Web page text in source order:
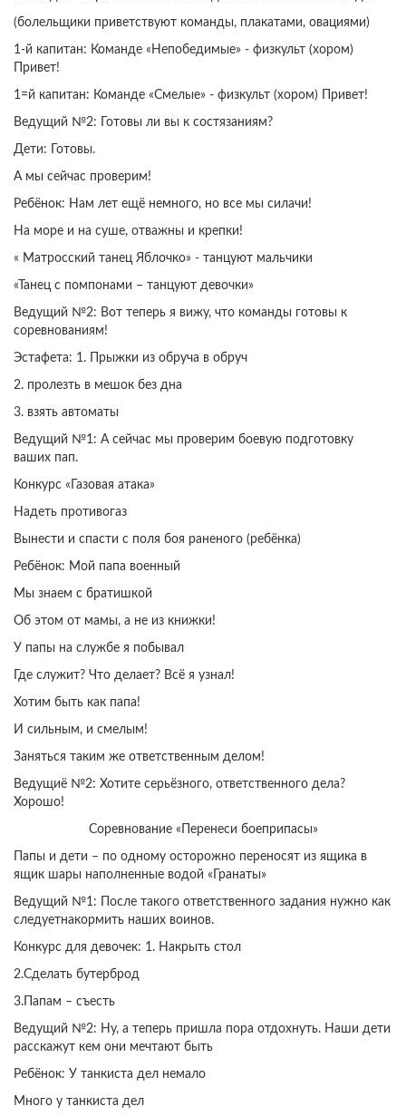
(болельщики приветствуют команды, плакатами, овациями)
1-й капитан: Команде «Непобедимые» - физкульт (хором)
Привет!
1=й капитан: Команде «Смелые» - физкульт (хором) Привет!
Ведущий №2: Готовы ли вы к состязаниям?
Дети: Готовы.
А мы сейчас проверим!
Ребёнок: Нам лет ещё немного, но все мы силачи!
На море и на суше, отважны и крепки!
« Матросский танец Яблочко» - танцуют мальчики
«Танец с помпонами – танцуют девочки»
Ведущий №2: Вот теперь я вижу, что команды готовы к
соревнованиям!
Эстафета: 1. Прыжки из обруча в обруч
2. пролезть в мешок без дна
3. взять автоматы
Ведущий №1: А сейчас мы проверим боевую подготовку
ваших пап.
Конкурс «Газовая атака»
Надеть противогаз
Вынести и спасти с поля боя раненого (ребёнка)
Ребёнок: Мой папа военный
Мы знаем с братишкой
Об этом от мамы, а не из книжки!
У папы на службе я побывал
Где служит? Что делает? Всё я узнал!
Хотим быть как папа!
И сильным, и смелым!
Заняться таким же ответственным делом!
Ведущиё №2: Хотите серьёзного, ответственного дела?
Хорошо!
Соревнование «Перенеси боеприпасы»
Папы и дети – по одному осторожно переносят из ящика в
ящик шары наполненные водой «Гранаты»
Ведущий №1: После такого ответственного задания нужно как
следуетнакормить наших воинов.
Конкурс для девочек: 1. Накрыть стол
2.Сделать бутерброд
3.Папам – съесть
Ведущий №2: Ну, а теперь пришла пора отдохнуть. Наши дети
расскажут кем они мечтают быть
Ребёнок: У танкиста дел немало
Много у танкиста дел